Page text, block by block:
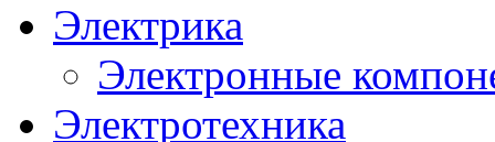
Электрика
Электронные
Электротехника